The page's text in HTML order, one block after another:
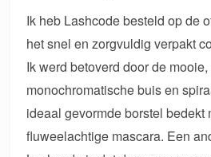
Ik heb Lashcode besteld op de
het snel en zorgvuldig verpakt
Ik werd betoverd door de
monochromatische buis en
ideaal gevormde borstel bedekt
fluweelachtige mascara. Een